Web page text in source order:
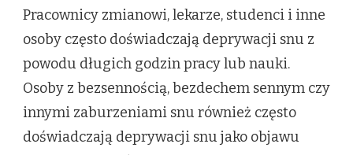
Pracownicy zmianowi, lekarze, studenci i inne
osoby często doświadczają deprywacji snu z
powodu długich godzin pracy lub nauki.
Osoby z bezsennością, bezdechem sennym czy
innymi zaburzeniami snu również często
doświadczają deprywacji snu jako objawu